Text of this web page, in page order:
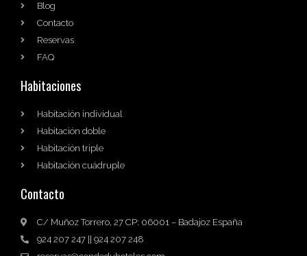
Blog
Contacto
Reservas
FAQ
Habitaciones
Habitación individual
Habitación doble
Habitación triple
Habitación cuádruple
Contacto
C/ Muñoz Torrero, 27 CP: 06001 – Badajoz España
924 207 247 || 924 207 248